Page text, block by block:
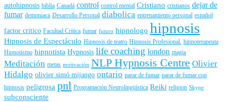
autohipnosis biblia Canadá control control mental Cristiano cristianos dejar de
fumar demoniaca Desarrollo Personal diabolica entrenamiento personal español
factor critico Facultad Crítica fumar futuro hipnologo hipnosis
Hipnosis de Espectáculo Hipnosis de teatro Hipnosis Profesional. hipnoterapeuta
Hipnotismo hipnotista Hypnosis life coaching london magia
Meditación metas motivación NLP Hypnosis Centre Olivier
Hidalgo olivier simó mijango ontario parar de fumar parar de fumar con
hipnosis peligrosa pnl Programación Neurolingüística Reiki religion Skype
subconsciente